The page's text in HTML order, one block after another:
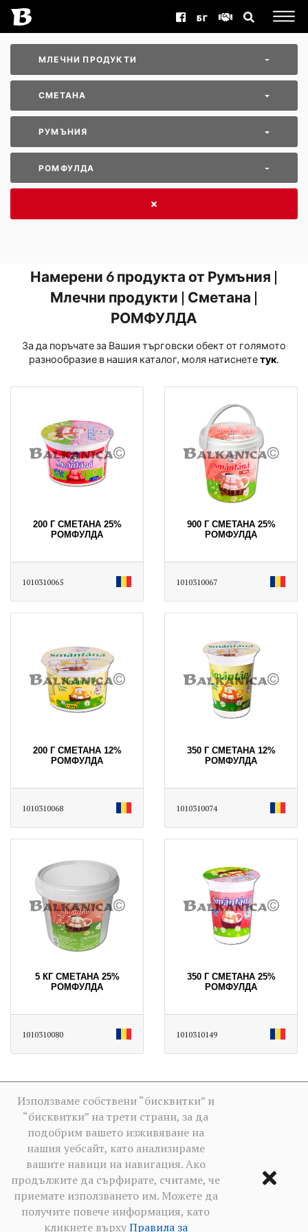
БГ
МЛЕЧНИ ПРОДУКТИ
СМЕТАНА
РУМЪНИЯ
РОМФУЛДА
Намерени 6 продукта от Румъния |
Млечни продукти | Сметана |
РОМФУЛДА
За да поръчате за Вашия търговски обект от голямото
разнообразие в нашия каталог, моля натиснететук․
200 Г СМЕТАНА 25%
РОМФУЛДА
1010310065
900 Г СМЕТАНА 25%
РОМФУЛДА
1010310067
200 Г СМЕТАНА 12%
РОМФУЛДА
1010310068
350 Г СМЕТАНА 12%
РОМФУЛДА
1010310074
5 КГ СМЕТАНА 25%
РОМФУЛДА
1010310080
350 Г СМЕТАНА 25%
РОМФУЛДА
1010310149
Използваме собствени “бисквитки” и
“бисквитки” на трети страни, за да
подобрим вашето изживяване на
нашия уебсайт, като анализираме
вашите навици на навигация. Ако
продължите да сърфирате, считаме, че
приемате използването им. Можете да
получите повече информация, като
кликнете върхуПравила за